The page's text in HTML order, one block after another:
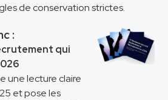
de conservation strictes.
:
qui
une lecture claire
et pose les